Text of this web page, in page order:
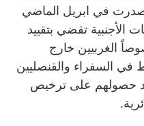
أصدرت في ابريل الماضي
الأجنبية تقضي بتقييد
الغربيين خارج
في السفراء والقنصليين
حصولهم على ترخيص